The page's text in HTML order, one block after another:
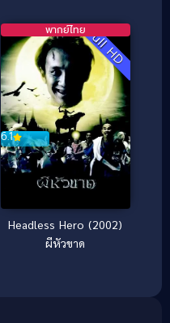
Full HD
6.1
พากย์ไทย
Headless Hero (2002)
ผีหัวขาด